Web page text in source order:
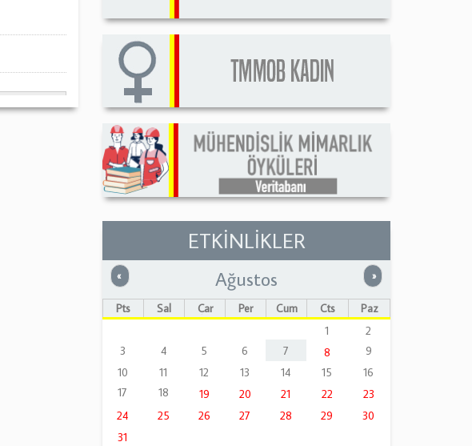
ETKİNLİKLER
« Önceki »Sonraki
Ağustos
Pts Sal Çar Per Cum Cts
Paz
1
2
3
4 5 6 7 8
9
10
11 12 13 14 15
16
17
18 19 20 21 22
23
24
25 26 27 28 29
30
31